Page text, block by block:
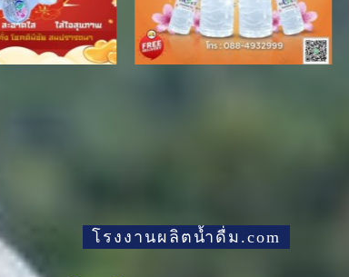
โรงงานผลิตน้ำดื่ม.com